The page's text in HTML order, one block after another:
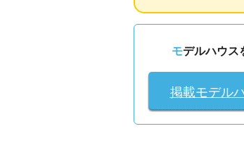
モデルハウ
掲載モデル